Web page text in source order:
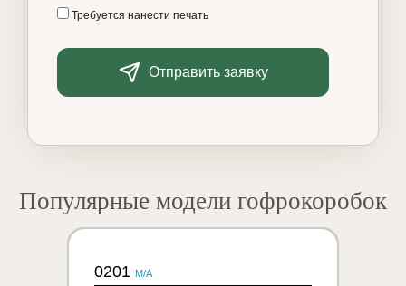
Требуется нанести печать
Отправить заявку
Популярные модели гофрокоробок
0201 M/A